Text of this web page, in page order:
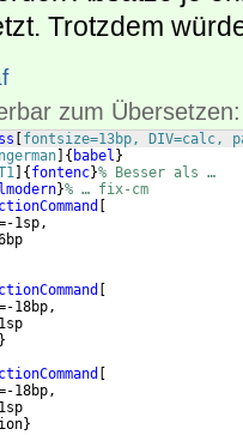
Trotzdem
zum Übersetzen:
fontsize=13bp, DIV=calc,
ngerman { babel }
{ fontenc}% Besser als …
lmodern}% … fix-cm
1sp,
18bp,
}
18bp,
}